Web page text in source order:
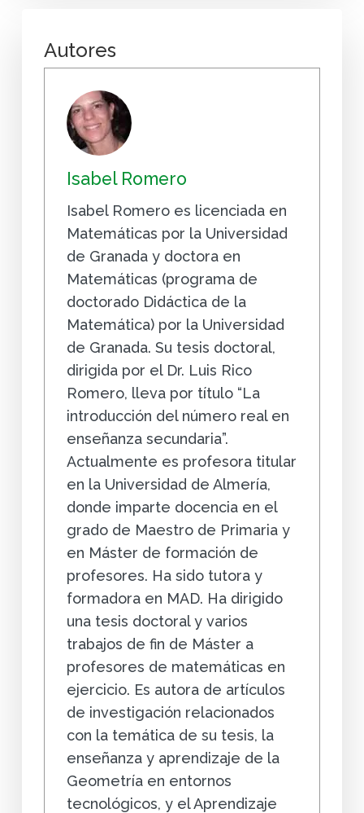
Autores
Isabel Romero
Isabel Romero es licenciada en
Matemáticas por la Universidad
de Granada y doctora en
Matemáticas (programa de
doctorado Didáctica de la
Matemática) por la Universidad
de Granada. Su tesis doctoral,
dirigida por el Dr. Luis Rico
Romero, lleva por título “La
introducción del número real en
enseñanza secundaria”.
Actualmente es profesora titular
en la Universidad de Almería,
donde imparte docencia en el
grado de Maestro de Primaria y
en Máster de formación de
profesores. Ha sido tutora y
formadora en MAD. Ha dirigido
una tesis doctoral y varios
trabajos de fin de Máster a
profesores de matemáticas en
ejercicio. Es autora de artículos
de investigación relacionados
con la temática de su tesis, la
enseñanza y aprendizaje de la
Geometría en entornos
tecnológicos, y el Aprendizaje